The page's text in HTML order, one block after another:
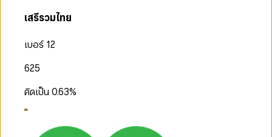
เสรีรวมไทย
เบอร์ 12
625
คิดเป็น0.63%